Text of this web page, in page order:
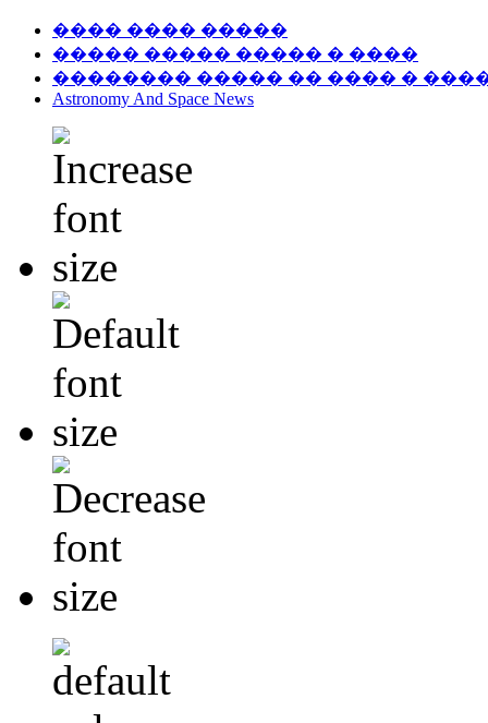
���� ���� �����
����� ����� ����� � ����
�������� ����� �� ���� �
Astronomy And Space News